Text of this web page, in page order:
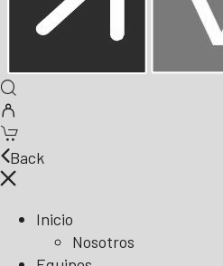
Back
Inicio
Nosotros